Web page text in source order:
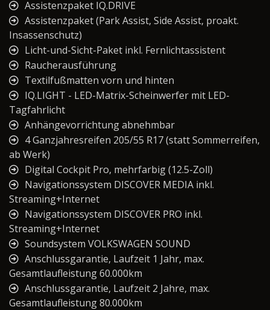
Assistenzpaket IQ.DRIVE
Assistenzpaket (Park Assist, Side Assist, proakt.
Insassenschutz)
Licht-und-Sicht-Paket inkl. Fernlichtassistent
Raucherausführung
Textilfußmatten vorn und hinten
IQ.LIGHT - LED-Matrix-Scheinwerfer mit LED-
Tagfahrlicht
Anhängevorrichtung abnehmbar
4 Ganzjahresreifen 205/55 R17 (statt Sommerreifen,
ab Werk)
Digital Cockpit Pro, mehrfarbig (12.5-Zoll)
Navigationssystem DISCOVER MEDIA inkl.
Streaming+Internet
Navigationssystem DISCOVER PRO inkl.
Streaming+Internet
Soundsystem VOLKSWAGEN SOUND
Anschlussgarantie, Laufzeit 1 Jahr, max.
Gesamtlaufleistung 60.000km
Anschlussgarantie, Laufzeit 2 Jahre, max.
Gesamtlaufleistung 80.000km